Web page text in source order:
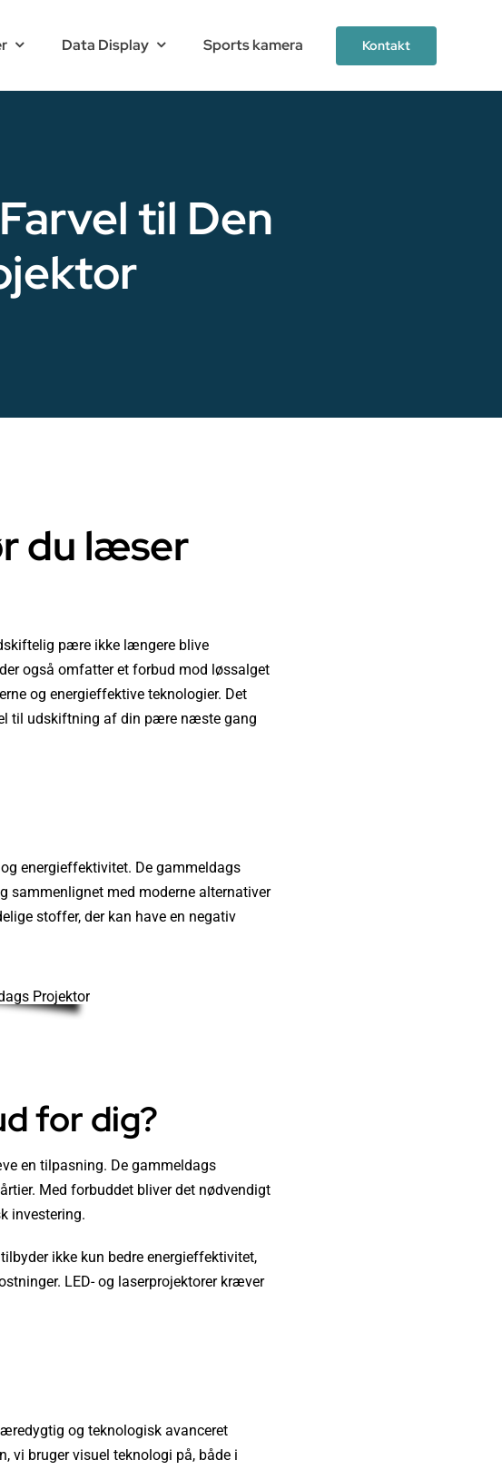
Data Display Sports kamera Kontakt
til Den
du læser
pære ikke længere blive
også omfatter et forbud mod løssalget
og energieffektive teknologier. Det
til udskiftning af din pære næste gang
energieffektivitet. De gammeldags
sammenlignet med moderne alternativer
stoffer, der kan have en negativ
for dig?
en tilpasning. De gammeldags
Med forbuddet bliver det nødvendigt
investering.
ikke kun bedre energieffektivitet,
LED- og laserprojektorer kræver
og teknologisk avanceret
vi bruger visuel teknologi på, både i